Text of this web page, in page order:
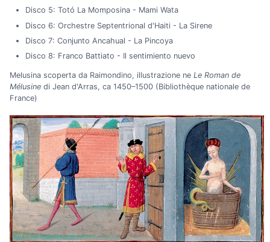
Disco 5: Totó La Momposina - Mami Wata
Disco 6: Orchestre Septentrional d'Haiti - La Sirene
Disco 7: Conjunto Ancahual - La Pincoya
Disco 8: Franco Battiato - Il sentimiento nuevo
Melusina scoperta da Raimondino, illustrazione ne Le Roman de
Mélusine di Jean d'Arras, ca 1450–1500 (Bibliothèque nationale de
France)